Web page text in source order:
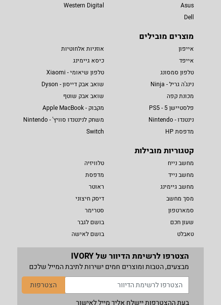
Asus
Dell
Western Digital
מוצרים מובילים
אייפון
אייפד
טלפון סמסונג
נינג'ה גריל - Ninja
מכונת קפה
פלסטיישן 5 - PS5
נינטנדו - Nintendo
מדפסת HP
אוזניות אלחוטיות
כיסא גיימינג
טלפון שיאומי - Xiaomi
שואב אבק דייסון - Dyson
שואב אבק שוטף
מקבוק - Apple MacBook
משחק לנינטנדו סוויץ' - Nintendo
Switch
קטגוריות מובילות
מחשב נייח
מחשב נייד
מחשב גיימינג
מסך מחשב
סמארטפון
שעון חכם
טאבלט
טלוויזיה
מדפסת
ראוטר
דיסק חיצוני
סטרימר
בושם לגבר
בושם לאישה
הצטרפו לרשימת הדיוור של IVORY
מבצעים, הטבות ומוצרים חמים ישירות לתיבת המייל שלכם
הצטרפות
בעת ההצטרפות יישלח אליך מייל לאישור